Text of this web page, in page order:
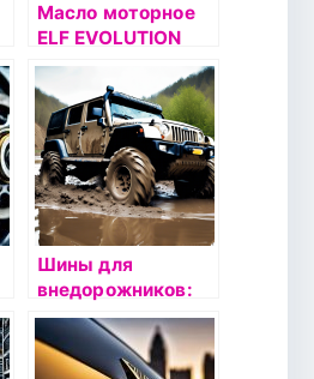
Масло моторное
ELF EVOLUTION
900 SXR 5W30 1л
Шины для
внедорожников:
особенности
выбора и
эксплуатации